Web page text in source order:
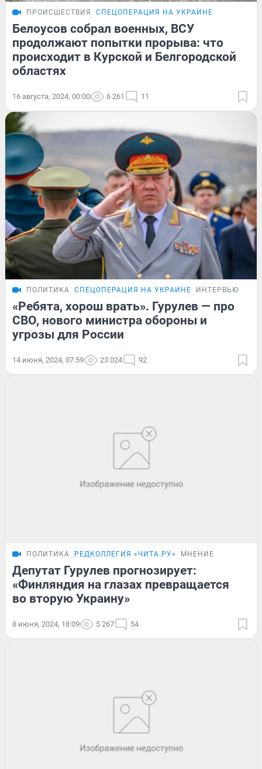
ПРОИСШЕСТВИЯ СПЕЦОПЕРАЦИЯ НА УКРАИНЕ
Белоусов собрал военных, ВСУ
продолжают попытки прорыва: что
происходит в Курской и Белгородской
областях
16 августа, 2024, 00:00 6 261 11
ПОЛИТИКА СПЕЦОПЕРАЦИЯ НА УКРАИНЕ ИНТЕРВЬЮ
«Ребята, хорош врать». Гурулев — про
СВО, нового министра обороны и
угрозы для России
14 июня, 2024, 07:59 23 024 92
ПОЛИТИКА РЕДКОЛЛЕГИЯ «ЧИТА.РУ» МНЕНИЕ
Депутат Гурулев прогнозирует:
«Финляндия на глазах превращается
во вторую Украину»
8 июня, 2024, 18:09 5 267 54